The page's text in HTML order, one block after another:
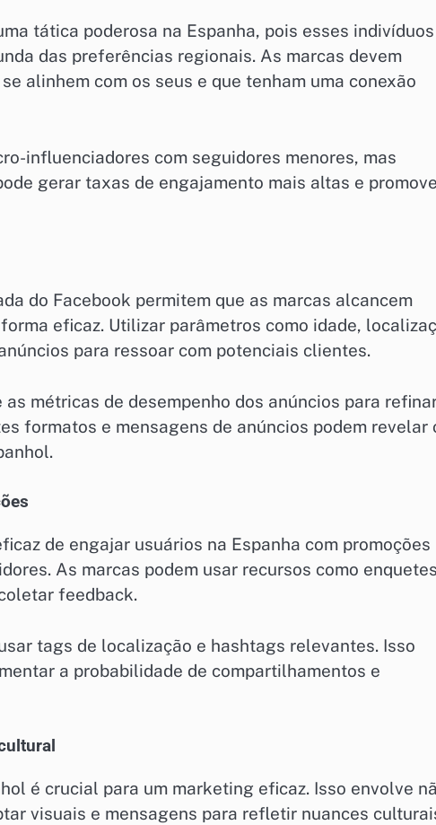
tática poderosa na Espanha, pois esses indivíduos
das preferências regionais. As marcas devem
alinhem com os seus e que tenham uma conexão
influenciadores com seguidores menores, mas
gerar taxas de engajamento mais altas e
do Facebook permitem que as marcas alcancem
eficaz. Utilizar parâmetros como idade,
para ressoar com potenciais clientes.
métricas de desempenho dos anúncios para
formatos e mensagens de anúncios podem revelar
de engajar usuários na Espanha com promoções
As marcas podem usar recursos como
feedback.
tags de localização e hashtags relevantes. Isso
a probabilidade de compartilhamentos e
é crucial para um marketing eficaz. Isso envolve
visuais e mensagens para refletir nuances